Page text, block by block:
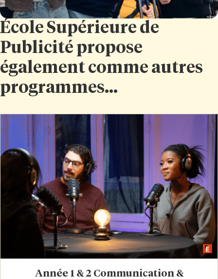
École Supérieure de
Publicité propose
également comme autres
programmes...
Année 1 & 2 Communication &